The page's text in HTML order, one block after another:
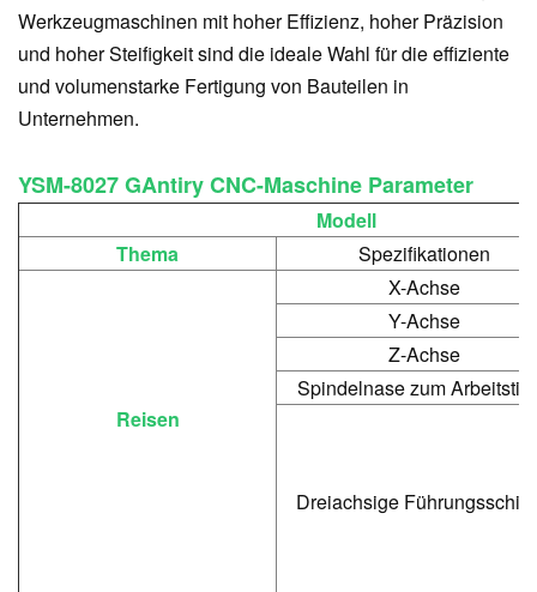
Werkzeugmaschinen mit hoher Effizienz, hoher Präzision
und hoher Steifigkeit sind die ideale Wahl für die effiziente
und volumenstarke Fertigung von Bauteilen in
Unternehmen.
YSM-8027 GAntiry CNC-Maschine Parameter
Modell
Thema
Spezifikationen
Reisen
X-Achse
Y-Achse
Z-Achse
Spindelnase zum
Dreiachsige